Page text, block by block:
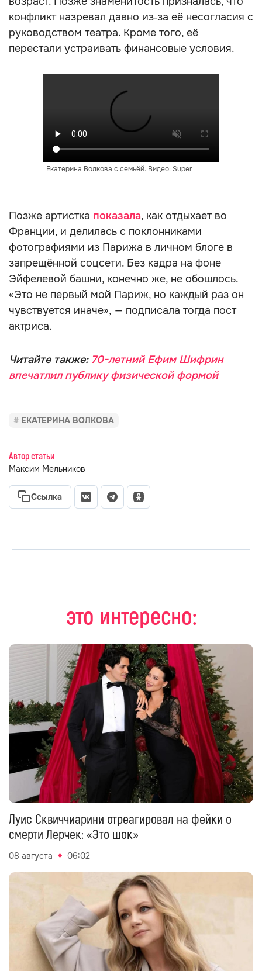
конфликт назревал давно из‑за её несогласия с
руководством театра. Кроме того, её
перестали устраивать финансовые условия.
Екатерина Волкова c семьёй. Видео: Super
Позже артистка показала, как отдыхает во
Франции, и делилась с поклонниками
фотографиями из Парижа в личном блоге в
запрещённой соцсети. Без кадра на фоне
Эйфелевой башни, конечно же, не обошлось.
«Это не первый мой Париж, но каждый раз он
чувствуется иначе», — подписала тогда пост
актриса.
Читайте также: 70-летний Ефим Шифрин
впечатлил публику физической формой
ЕКАТЕРИНА ВОЛКОВА
Автор статьи
Максим Мельников
Ссылка
это интересно:
Луис Сквиччиарини отреагировал на фейки о
смерти Лерчек: «Это шок»
08 августа 06:02